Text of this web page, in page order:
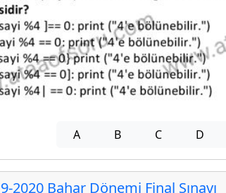
A B C D
2020 Bahar Dönemi Final Sınavı